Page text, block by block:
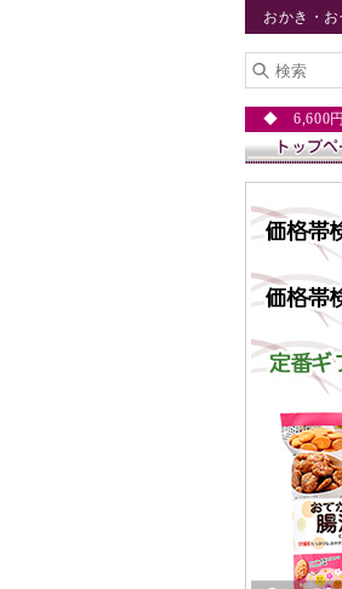
おかき・
◆ 6,600円